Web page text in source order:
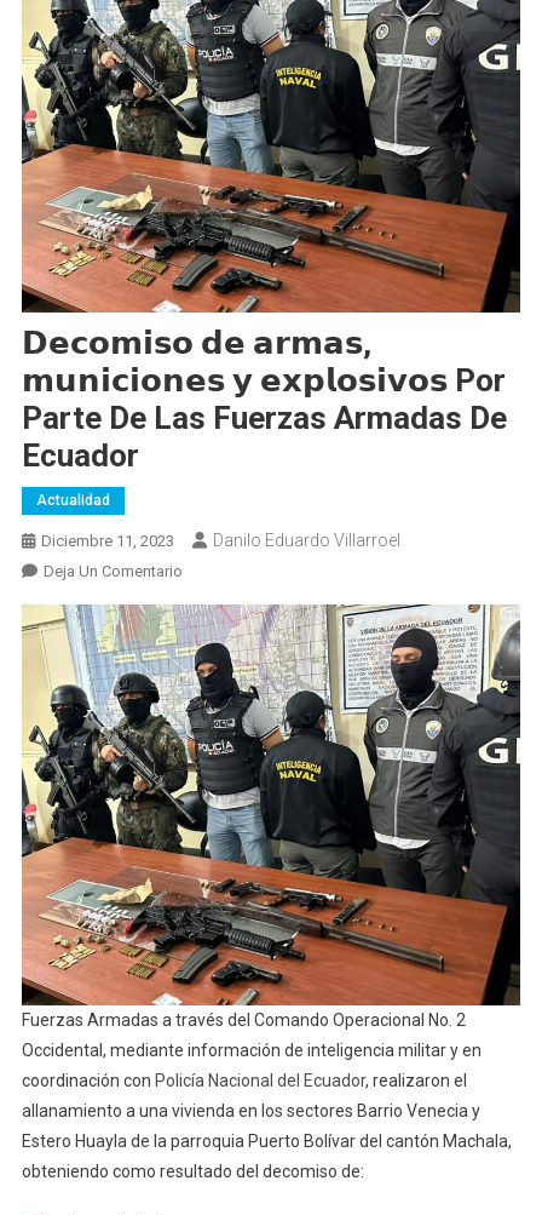
𝗗𝗲𝗰𝗼𝗺𝗶𝘀𝗼 𝗱𝗲 𝗮𝗿𝗺𝗮𝘀,
𝗺𝘂𝗻𝗶𝗰𝗶𝗼𝗻𝗲𝘀 𝘆 𝗲𝘅𝗽𝗹𝗼𝘀𝗶𝘃𝗼𝘀 Por
Parte De Las Fuerzas Armadas De
Ecuador
Actualidad
Diciembre 11, 2023 Danilo Eduardo Villarroel
Deja Un ComentarioEn
𝗱𝗲
𝗮𝗿𝗺𝗮𝘀,
𝗺𝘂𝗻𝗶𝗰𝗶𝗼𝗻𝗲𝘀
𝘆
𝗲𝘅𝗽𝗹𝗼𝘀𝗶𝘃𝗼𝘀
Por
Parte
De
Las
Fuerzas
Armadas
De
Ecuador
Fuerzas Armadas a través del Comando Operacional No. 2
Occidental, mediante información de inteligencia militar y en
coordinación con Policía Nacional del Ecuador, realizaron el
allanamiento a una vivienda en los sectores Barrio Venecia y
Estero Huayla de la parroquia Puerto Bolívar del cantón Machala,
obteniendo como resultado del decomiso de: